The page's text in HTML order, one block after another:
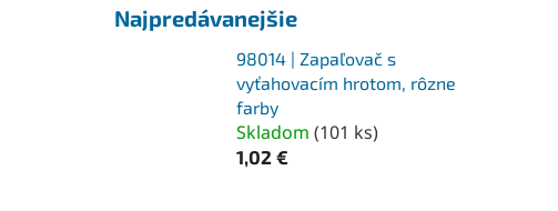
Najpredávanejšie
98014 | Zapaľovač s
vyťahovacím hrotom, rôzne
farby
Skladom (101 ks)
1,02 €